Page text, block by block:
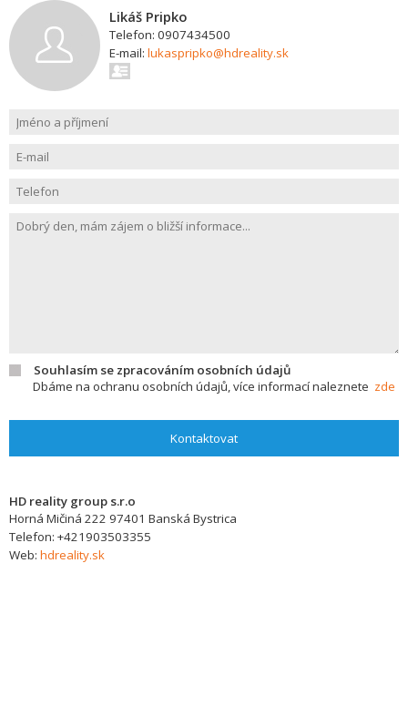
Likáš Pripko
Telefon: 0907434500
E-mail: lukaspripko@hdreality.sk
Souhlasím se zpracováním osobních údajů
Dbáme na ochranu osobních údajů, více informací naleznete zde
Kontaktovat
HD reality group s.r.o
Horná Mičiná 222 97401 Banská Bystrica
Telefon: +421903503355
Web: hdreality.sk